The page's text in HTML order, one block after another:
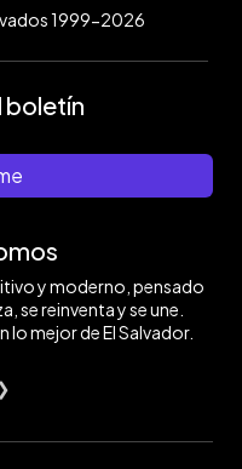
1999-2026
boletín
y moderno, pensado
se reinventa y se une.
mejor de El Salvador.